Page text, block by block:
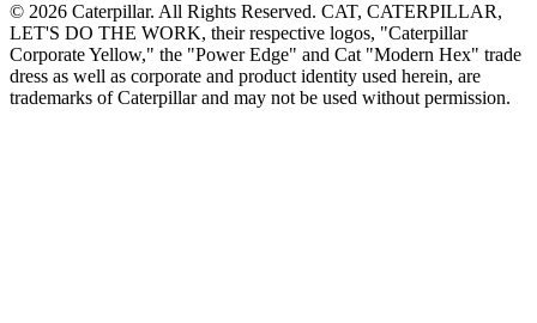
© 2026 Caterpillar. All Rights Reserved. CAT, CATERPILLAR,
LET'S DO THE WORK, their respective logos, "Caterpillar
Corporate Yellow," the "Power Edge" and Cat "Modern Hex" trade
dress as well as corporate and product identity used herein, are
trademarks of Caterpillar and may not be used without permission.